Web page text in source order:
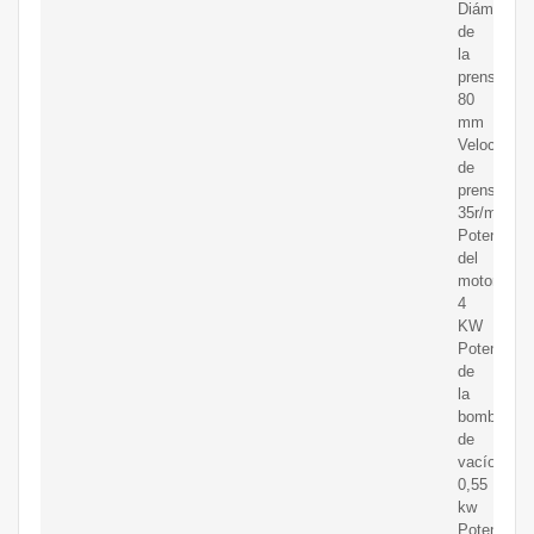
Diámetro
de
la
prensa:
80
mm
Velocidad
de
prensa:
35r/min
Potencia
del
motor:
4
KW
Potencia
de
la
bomba
de
vacío:
0,55
kw
Potencia